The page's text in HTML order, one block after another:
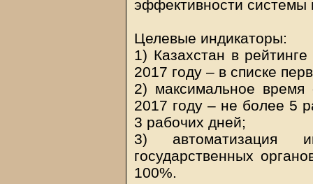
эффективности системы
Целевые индикаторы:
1) Казахстан в
2017 году – в списке
2) максимальное время
2017 году – не более 5
3 рабочих дней;
3) автоматизация
государственных
100%.